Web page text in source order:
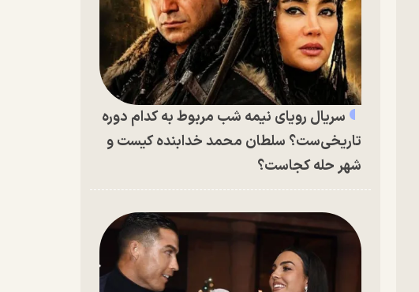
سریال رویای نیمه شب مربوط به کدام دوره
تاریخی‌ست؟ سلطان محمد خدابنده کیست و
شهر حله کجاست؟